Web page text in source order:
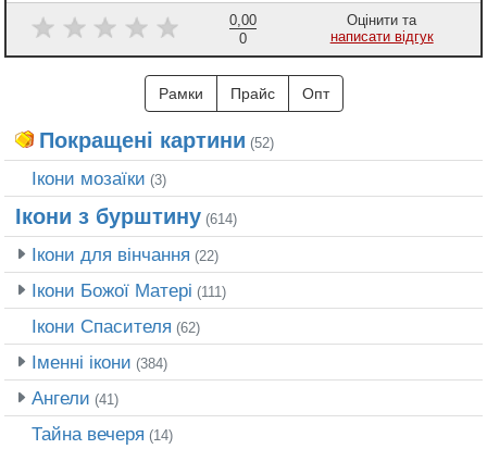
0,00
0
Оцінити та
написати відгук
Рамки Прайс Опт
Покращені картини (52)
Ікони мозаїки (3)
Ікони з бурштину (614)
Ікони для вінчання (22)
Ікони Божої Матері (111)
Ікони Спасителя (62)
Іменні ікони (384)
Ангели (41)
Тайна вечеря (14)